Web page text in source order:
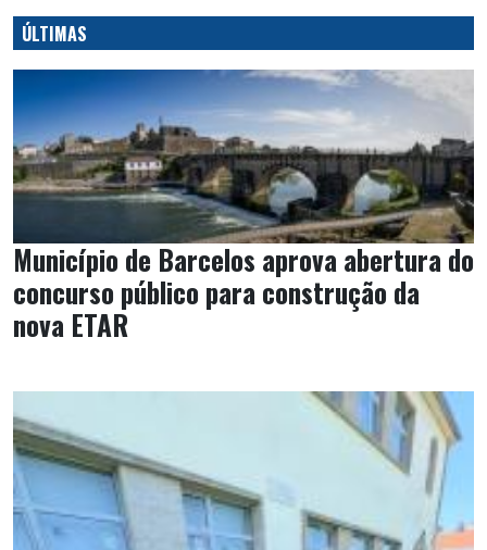
ÚLTIMAS
Município de Barcelos aprova abertura do
concurso público para construção da
nova ETAR